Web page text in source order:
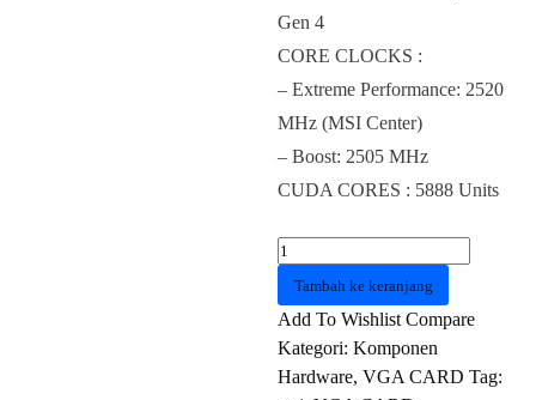
Gen 4
CORE CLOCKS :
– Extreme Performance: 2520
MHz (MSI Center)
– Boost: 2505 MHz
CUDA CORES : 5888 Units
Kuantitas
VGA
MSI
4070
VENTUS
Tambah ke keranjang
Add To Wishlist Compare
Kategori:Komponen
Hardware,VGA CARD Tag: